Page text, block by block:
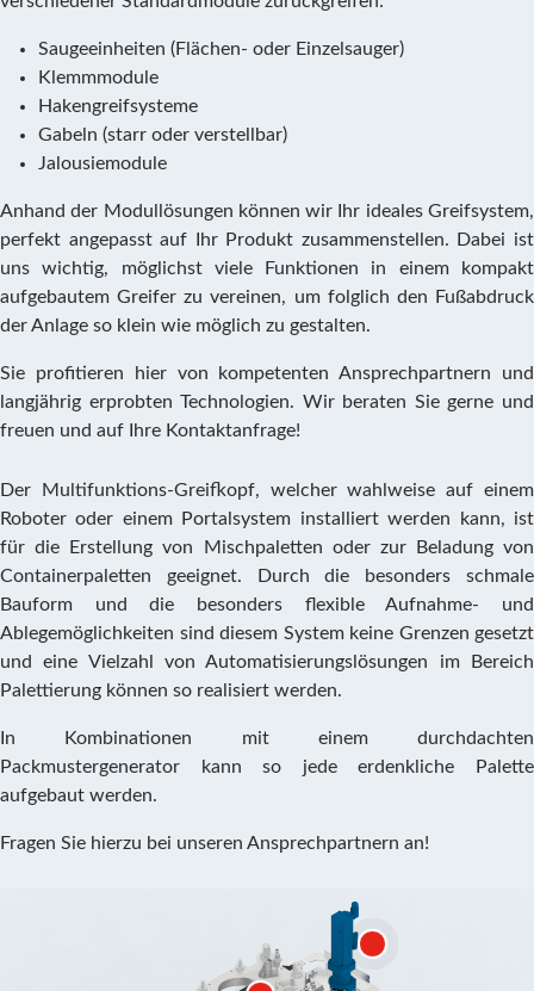
Saugeeinheiten (Flächen- oder Einzelsauger)
Klemmmodule
Hakengreifsysteme
Gabeln (starr oder verstellbar)
Jalousiemodule
Anhand der Modullösungen können wir Ihr ideales Greifsystem,
perfekt angepasst auf Ihr Produkt zusammenstellen. Dabei ist
uns wichtig, möglichst viele Funktionen in einem kompakt
aufgebautem Greifer zu vereinen, um folglich den Fußabdruck
der Anlage so klein wie möglich zu gestalten.
Sie profitieren hier von kompetenten Ansprechpartnern und
langjährig erprobten Technologien. Wir beraten Sie gerne und
freuen und auf Ihre Kontaktanfrage!
Der Multifunktions-Greifkopf, welcher wahlweise auf einem
Roboter oder einem Portalsystem installiert werden kann, ist
für die Erstellung von Mischpaletten oder zur Beladung von
Containerpaletten geeignet. Durch die besonders schmale
Bauform und die besonders flexible Aufnahme- und
Ablegemöglichkeiten sind diesem System keine Grenzen gesetzt
und eine Vielzahl von Automatisierungslösungen im Bereich
Palettierung können so realisiert werden.
In Kombinationen mit einem durchdachten
Packmustergenerator kann so jede erdenkliche Palette
aufgebaut werden.
Fragen Sie hierzu bei unseren Ansprechpartnern an!